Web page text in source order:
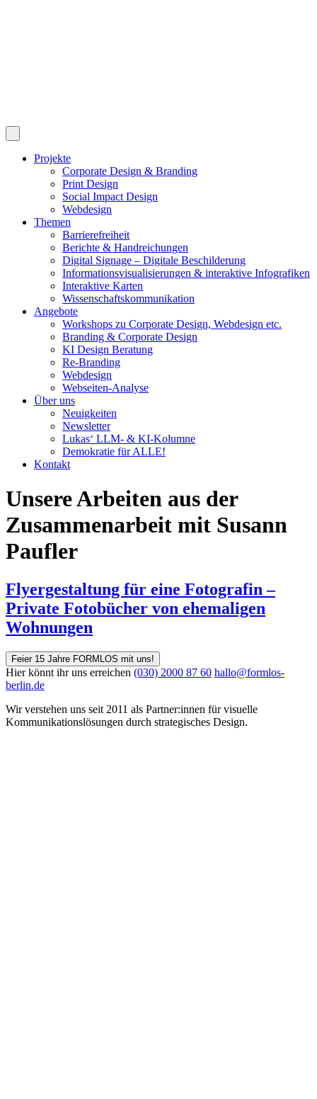
Projekte
Corporate Design & Branding
Print Design
Social Impact Design
Webdesign
Themen
Barrierefreiheit
Berichte & Handreichungen
Digital Signage – Digitale Beschilderung
Informationsvisualisierungen & interaktive Infografiken
Interaktive Karten
Wissenschaftskommunikation
Angebote
Workshops zu Corporate Design, Webdesign etc.
Branding & Corporate Design
KI Design Beratung
Re-Branding
Webdesign
Webseiten-Analyse
Über uns
Neuigkeiten
Newsletter
Lukas‘ LLM- & KI-Kolumne
Demokratie für ALLE!
Kontakt
Unsere Arbeiten aus der
Zusammenarbeit mit Susann
Paufler
Flyergestaltung für eine Fotografin –
Private Fotobücher von ehemaligen
Wohnungen
Feier 15 Jahre FORMLOS mit uns!
Hier könnt ihr uns erreichen (030) 2000 87 60 hallo@formlos-
berlin.de
Wir verstehen uns seit 2011 als Partner:innen für visuelle
Kommunikations­lösungen durch strategisches Design.